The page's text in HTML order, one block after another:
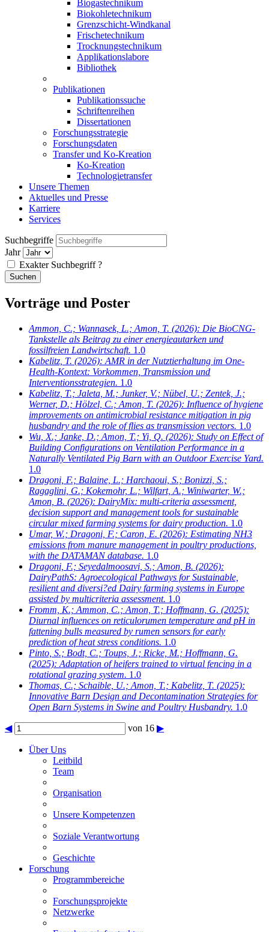
Biogastechnikum
Biokohletechnikum
Grenzschicht-Windkanal
Frischetechnikum
Trocknungstechnikum
Applikationslabore
Bibliothek
Publikationen
Publikationssuche
Schriftenreihen
Dissertationen
Forschungsstrategie
Forschungsdaten
Transfer und Ko-Kreation
Ko-Kreation
Technologietransfer
Unsere Themen
Aktuelles und Presse
Karriere
Services
Suchbegriffe
Jahr
Exakter Suchbegriff ?
Vorträge und Poster
Ammon, C.; Wannasek, L.; Amon, T. (2026): Die BioCNG-
Tankstelle als Beitrag zu einer energieautarken und
fossilfreien Landwirtschaft. 1.0
Kabelitz, T. (2026): AMR in der Nutztierhaltung im One-
Health-Kontext: Vorkommen, Transmission und
Interventionsstrategien. 1.0
Kabelitz, T.; Jaleta, M.; Junker, V.; Nübel, U.; Zentek, J.;
Werner, D.; Hölzel, C.; Amon, T. (2026): Influence of hygiene
improvements on antimicrobial resistance mitigation in pig
husbandry and the role of flies as transmission vectors. 1.0
Wu, X.; Janke, D.; Amon, T.; Yi, Q. (2026): Study on Effect of
Building Configurations on Ventilation Performance in a
Naturally Ventilated Pig Barn with an Outdoor Exercise Yard.
1.0
Dragoni, F.; Balaine, L.; Harchaoui, S.; Bonizzi, S.;
Ragaglini, G.; Kokemohr, L.; Wilfart, A.; Winiwarter, W.;
Amon, B. (2026): DairyMix: multi-criteria assessment,
decision support and management tools for sustainable
circular mixed farming systems for dairy production. 1.0
Umar, W.; Dragoni, F.; Caron, E. (2026): Estimating NH3
emissions from manure management in poultry productions,
with the DATAMAN database. 1.0
Dragoni, F.; Seyedalmoosavi, S.; Amon, B. (2026):
DairyPathS: Agroecological Pathways for Sustainable,
resilient and diversi?ed Dairy farming systems in Europe
assisted by multicriteria assessment. 1.0
Fromm, K.; Ammon, C.; Amon, T.; Hoffmann, G. (2025):
Diurnal influences on reticulorumen temperature and pH in
fattening bulls measured by rumen sensors for early
prediction of heat stress conditions. 1.0
Pinto, S.; Bodt, C.; Toups, J.; Ricke, M.; Hoffmann, G.
(2025): Adaptation of heifers trained to virtual fencing in a
rotational grazing system. 1.0
Thomas, C.; Schaible, U.; Amon, T.; Kabelitz, T. (2025):
Innovative Barn Design and Decontamination Strategies for
Open Barn Systems in Swine and Poultry Husbandry. 1.0
◀ von 16 ▶
Über Uns
Leitbild
Team
Organisation
Unsere Kompetenzen
Soziale Verantwortung
Geschichte
Forschung
Programmbereiche
Forschungsprojekte
Netzwerke